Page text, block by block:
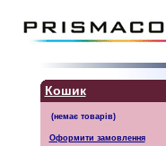
Кошик
Оформити замовлення